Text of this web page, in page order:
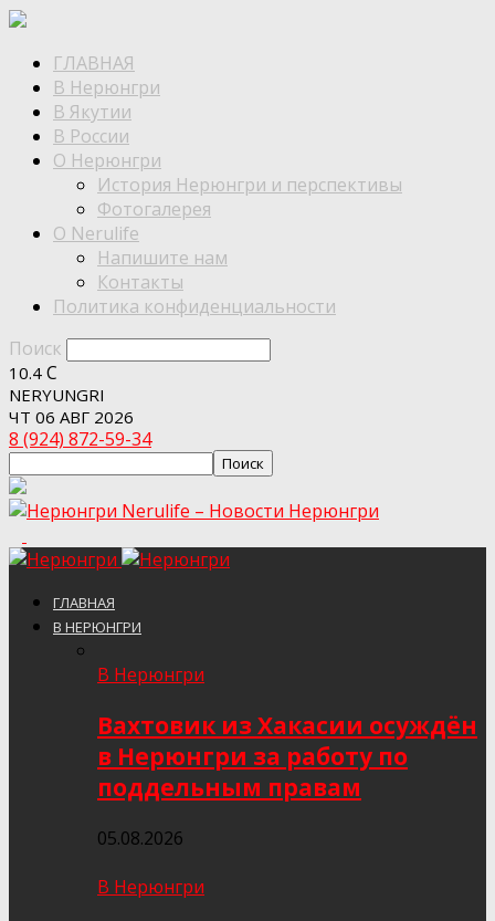
ГЛАВНАЯ
В Нерюнгри
В Якутии
В России
О Нерюнгри
История Нерюнгри и перспективы
Фотогалерея
О Nerulife
Напишите нам
Контакты
Политика конфиденциальности
Поиск
10.4 C
NERYUNGRI
ЧТ 06 АВГ 2026
8 (924) 872-59-34
Nerulife – Новости Нерюнгри
ГЛАВНАЯ
В НЕРЮНГРИ
В Нерюнгри
Вахтовик из Хакасии осуждён
в Нерюнгри за работу по
поддельным правам
05.08.2026
В Нерюнгри